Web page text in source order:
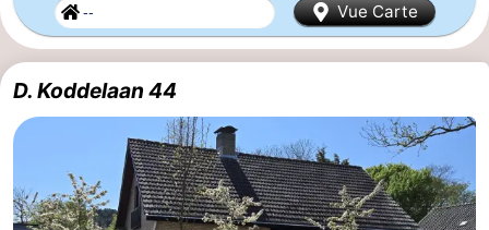
Plage
Passer
la
nuit
Appartements
Zoutelande
Duinflat
-
Vue Carte
D. Koddelaan 44